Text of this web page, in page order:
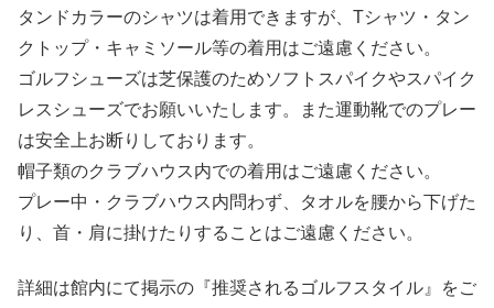
タンドカラーのシャツは着用できますが、Tシャツ・タン
クトップ・キャミソール等の着用はご遠慮ください。
ゴルフシューズは芝保護のためソフトスパイクやスパイク
レスシューズでお願いいたします。また運動靴でのプレー
は安全上お断りしております。
帽子類のクラブハウス内での着用はご遠慮ください。
プレー中・クラブハウス内問わず、タオルを腰から下げた
り、首・肩に掛けたりすることはご遠慮ください。
詳細は館内にて掲示の『推奨されるゴルフスタイル』をご